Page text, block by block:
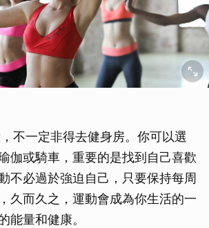
不一定非得去健身房。你可以選
伽或騎車，重要的是找到自己喜歡
不必過於強迫自己，只要保持每周
久而久之，運動會成為你生活的一
能量和健康。